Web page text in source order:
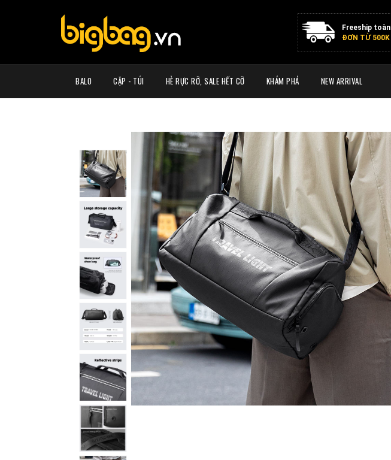
Freeship
ĐƠN TỪ 500K
BALO CẶP - TÚI HÈ RỰC RỠ, SALE HẾT CỠ KHÁM PHÁ NEW ARRIVAL